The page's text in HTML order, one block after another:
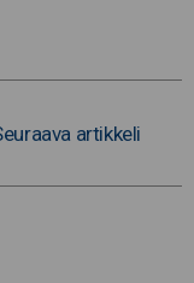
artikkeli